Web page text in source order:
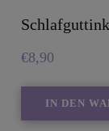
€8,90
IN DEN